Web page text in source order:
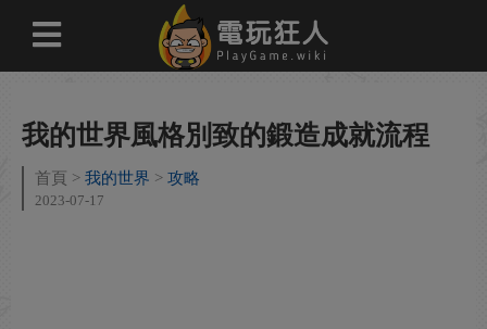
我的世界風格別致的鍛造成就流程
首頁 我的世界 攻略
2023-07-17